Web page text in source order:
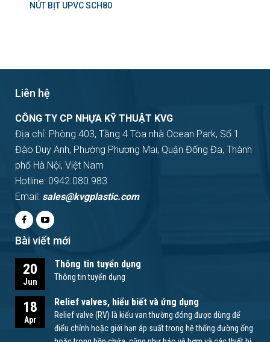
NÚT BỊT UPVC SCH80
Liên hệ
CÔNG TY CP NHỰA KỸ THUẬT KVG
Địa chỉ: Phòng 403, Tầng 4 Tòa nhà Ocean Park, Số 1
Đào Duy Anh, Phường Phương Mai, Quận Đống Đa, Thành
phố Hà Nội, Việt Nam
Hotline: 0942.080.983
Email: sales@kvgplastic.com
Bài viết mới
20
Jun
Thông tin tuyển dụng
Thông tin tuyển dụng
18
Apr
Relief valves, hiểu biết và ứng dụng
Relief valve (RV) là kiểu van thường đóng được dùng để
điểu chỉnh hoặc giới hạn áp suất trong hệ thống đường ống